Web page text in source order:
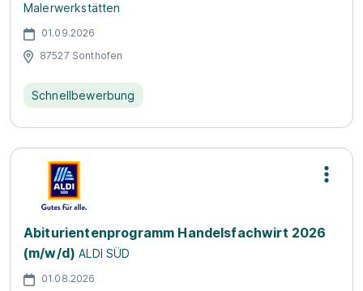
Malerwerkstätten
01.09.2026
87527 Sonthofen
Schnellbewerbung
Abiturientenprogramm Handelsfachwirt 2026
(m/w/d) ALDI SÜD
01.08.2026